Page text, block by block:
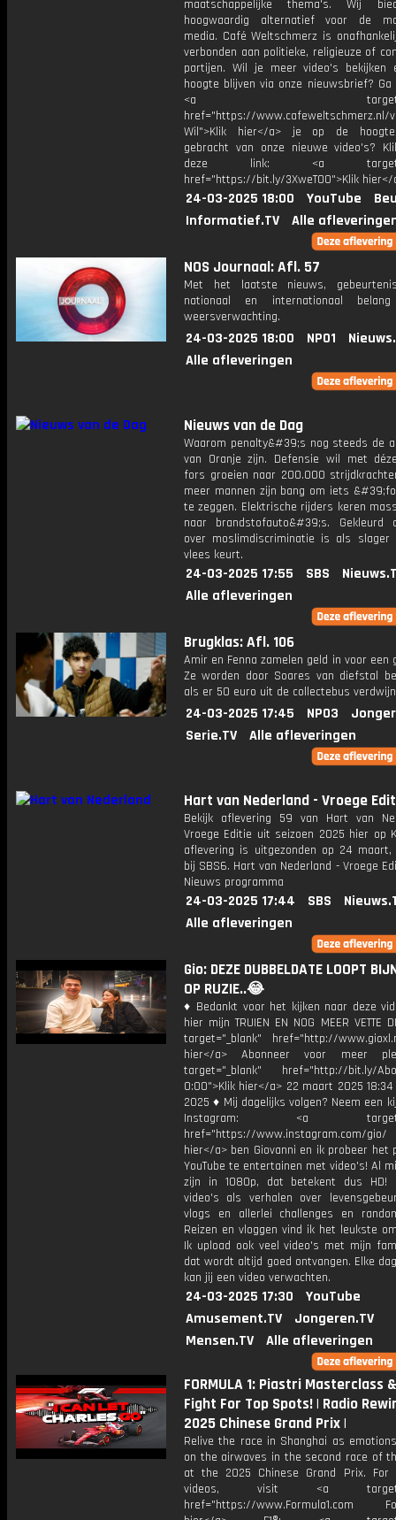
maatschappelijke thema's. Wij
hoogwaardig alternatief voor de
media. Café Weltschmerz is
verbonden aan politieke, religieuze of
partijen. Wil je meer video's bekijken
hoogte blijven via onze nieuwsbrief? Ga
<a
href="https://www.cafeweltschmerz.nl/
Wil">Klik hier</a> je op de
gebracht van onze nieuwe video's?
deze link: <a
href="https://bit.ly/3XweTO0">Klik hier</
24-03-2025 18:00 YouTube
Informatief.TV
Alle
NOS Journaal: Afl. 57
Met het laatste nieuws,
nationaal en internationaal
weersverwachting.
24-03-2025 18:00 NPO1
Alle afleveringen
Nieuws van de Dag
Waarom penalty&#39;s nog steeds de
van Oranje zijn. Defensie wil met
fors groeien naar 200.000
meer mannen zijn bang om iets
te zeggen. Elektrische rijders keren
naar brandstofauto&#39;s. Gekleurd
over moslimdiscriminatie is als slager
vlees keurt.
24-03-2025 17:55 SBS
Alle afleveringen
Brugklas: Afl. 106
Amir en Fenna zamelen geld in voor een
Ze worden door Soares van diefstal
als er 50 euro uit de collectebus
24-03-2025 17:45 NPO3
Serie.TV
Alle afleveringen
Hart van Nederland - Vroege
Bekijk aflevering 59 van Hart van
Vroege Editie uit seizoen 2025 hier op
aflevering is uitgezonden op 24 maart,
bij SBS6. Hart van Nederland - Vroege
Nieuws programma
24-03-2025 17:44 SBS
Alle afleveringen
Gio: DEZE DUBBELDATE LOOPT
OP RUZIE..😂
♦ Bedankt voor het kijken naar deze
hier mijn TRUIEN EN NOG MEER VETTE
target="_blank" href="http://
hier</a> Abonneer voor meer
target="_blank" href="http://bit.ly/
0:00">Klik hier</a> 22 maart 2025
2025 ♦ Mij dagelijks volgen? Neem een
Instagram: <a
href="https://www.instagram.com/
hier</a> ben Giovanni en ik probeer het
YouTube te entertainen met video's! Al
zijn in 1080p, dat betekent dus HD!
video's als verhalen over
vlogs en allerlei challenges en
Reizen en vloggen vind ik het leukste
Ik upload ook veel video's met mijn
dat wordt altijd goed ontvangen. Elke
kan jij een video verwachten.
24-03-2025 17:30
YouTube
Amusement.TV
Jongeren.TV
Mensen.TV
Alle afleveringen
FORMULA 1: Piastri Masterclass
Fight For Top Spots! | Radio
2025 Chinese Grand Prix |
Relive the race in Shanghai as
on the airwaves in the second race of
at the 2025 Chinese Grand Prix. For
videos, visit <a
href="https://www.Formula1.com